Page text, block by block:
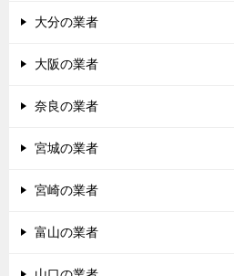
大分の業者
大阪の業者
奈良の業者
宮城の業者
宮崎の業者
富山の業者